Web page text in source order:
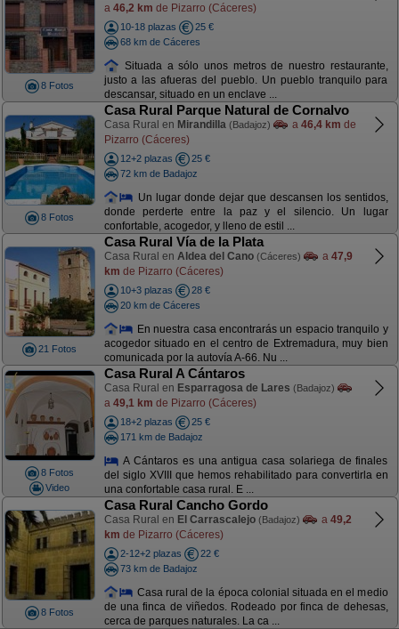
8 Fotos
a 46,2 km de Pizarro (Cáceres)
10-18 plazas
25 €
68 km de Cáceres
Situada a sólo unos metros de nuestro restaurante,
justo a las afueras del pueblo. Un pueblo tranquilo para
descansar, situado en un enclave ...
8 Fotos
Casa Rural Parque Natural de Cornalvo
Casa Rural en Mirandilla (Badajoz) a 46,4 km de
Pizarro (Cáceres)
12+2 plazas
25 €
72 km de Badajoz
Un lugar donde dejar que descansen los sentidos,
donde perderte entre la paz y el silencio. Un lugar
confortable, acogedor, y lleno de estil ...
21 Fotos
Casa Rural Vía de la Plata
Casa Rural en Aldea del Cano (Cáceres) a 47,9
km de Pizarro (Cáceres)
10+3 plazas
28 €
20 km de Cáceres
En nuestra casa encontrarás un espacio tranquilo y
acogedor situado en el centro de Extremadura, muy bien
comunicada por la autovía A-66. Nu ...
8 Fotos
Video
Casa Rural A Cántaros
Casa Rural en Esparragosa de Lares (Badajoz)
a 49,1 km de Pizarro (Cáceres)
18+2 plazas
25 €
171 km de Badajoz
A Cántaros es una antigua casa solariega de finales
del siglo XVIII que hemos rehabilitado para convertirla en
una confortable casa rural. E ...
8 Fotos
Casa Rural Cancho Gordo
Casa Rural en El Carrascalejo (Badajoz) a 49,2
km de Pizarro (Cáceres)
2-12+2 plazas
22 €
73 km de Badajoz
Casa rural de la época colonial situada en el medio
de una finca de viñedos. Rodeado por finca de dehesas,
cerca de parques naturales. La ca ...